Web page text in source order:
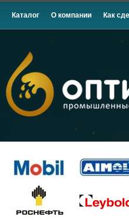
Каталог О компании Как